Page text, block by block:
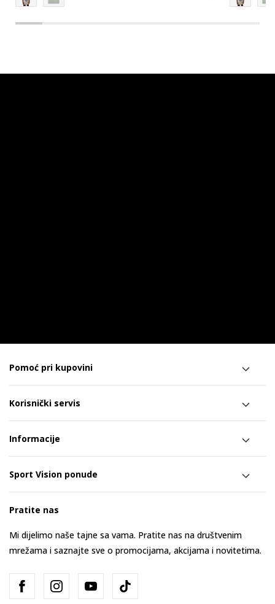
Pomoć pri kupovini
Korisnički servis
Informacije
Sport Vision ponude
Pratite nas
Mi dijelimo naše tajne sa vama. Pratite nas na društvenim
mrežama i saznajte sve o promocijama, akcijama i novitetima.